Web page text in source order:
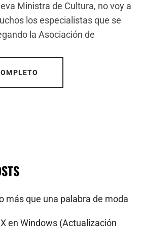
Ministra de Cultura, no voy a
los especialistas que se
la Asociación de
más que una palabra de moda
en Windows (Actualización